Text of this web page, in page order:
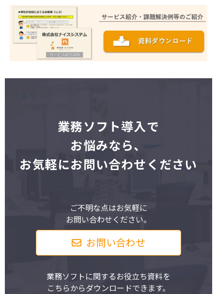
業務ソフト導入で
お悩みなら、
お気軽にお問い合わせください
ご不明な点はお気軽に
お問い合わせください。
お問い合わせ
業務ソフトに関するお役立ち資料を
こちらからダウンロードできます。